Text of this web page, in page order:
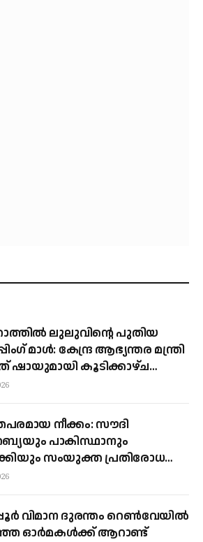
ലുലുവിന്റെ പുതിയ
മാൾ: കേന്ദ്ര ആഭ്യന്തര മന്ത്രി
ഷായുമായി കൂടിക്കാഴ്ച
എം.എ യൂസഫലി
നീക്കം: സൗദി
പാകിസ്ഥാനും
സംയുക്ത പ്രതിരോധ
ഒപ്പുവെക്കുന്നു,
വിമാന ദുരന്തം റെണ്‍വേയില്‍
ഓര്‍മകള്‍ക്ക് ആറാണ്ട്